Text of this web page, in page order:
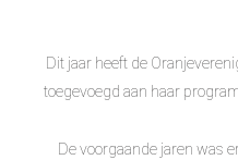
Dit jaar heeft de
toegevoegd aan haar
De voorgaande jaren was